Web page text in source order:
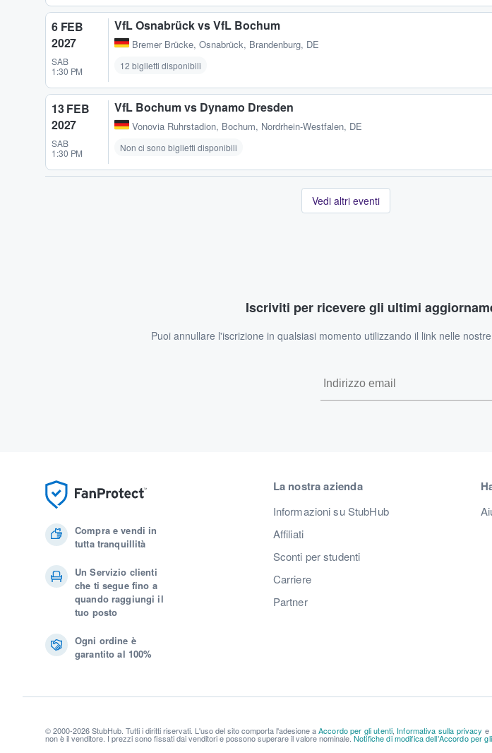
6 FEB
2027
SAB
1:30 PM
VfL Osnabrück vs VfL Bochum
Bremer Brücke, Osnabrück, Brandenburg, DE
12 biglietti disponibili
13 FEB
2027
SAB
1:30 PM
VfL Bochum vs Dynamo Dresden
Vonovia Ruhrstadion, Bochum, Nordrhein-Westfalen, DE
Non ci sono biglietti disponibili
Vedi altri eventi
Iscriviti per ricevere gli ultimi
Puoi annullare l'iscrizione in qualsiasi momento utilizzando il link nelle
Compra e vendi in
tutta tranquillità
Un Servizio clienti
che ti segue fino a
quando raggiungi il
tuo posto
Ogni ordine è
garantito al 100%
La nostra azienda
Informazioni su StubHub
Affiliati
Sconti per studenti
Carriere
Partner
© 2000-2026 StubHub. Tutti i diritti riservati. L'uso del sito comporta l'adesione aAccordo per gli utenti Informativa sulla privacy e
non è il venditore. I prezzi sono fissati dai venditori e possono superare il valore nominale.Notifiche di modifica dell'Accordo per